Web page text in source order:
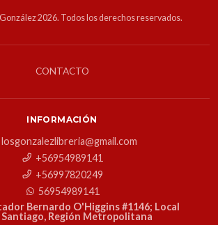
2026. Todos los derechos reservados.
CONTACTO
INFORMACIÓN
losgonzalezlibreria@gmail.com
+56954989141
+56997820249
56954989141
Bernardo O'Higgins #1146; Local
Santiago, Región Metropolitana